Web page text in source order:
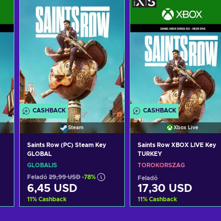
CASHBACK
Steam
Saints Row (PC) Steam Key
GLOBAL
GLOBÁLIS
Feladó 29,99 USD -78%
6,45 USD
11% Cashback
CASHBACK
Xbox Live
Saints Row XBOX LIVE Key
TURKEY
TÖRÖKORSZÁG
Feladó
17,30 USD
11% Cashback